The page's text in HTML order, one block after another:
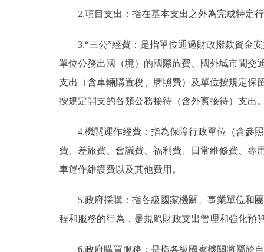
2.項目支出：指在基本支出之外為完成特定
3.“三公”經費：是指單位通過財政撥款資金
單位公務出國（境）的國際旅費、國外城市間交
支出（含車輛購置稅、牌照費）及單位按規定保
按規定開支的各類公務接待（含外賓接待）支出
4.機關運作經費：指為保障行政單位（含參
費、差旅費、會議費、福利費、日常維修費、專
車運作維護費以及其他費用。
5.政府採購：指各級國家機關、事業單位和
程和服務的行為，是規範財政支出管理和強化預
6.政府購買服務：是指各級國家機關將屬於